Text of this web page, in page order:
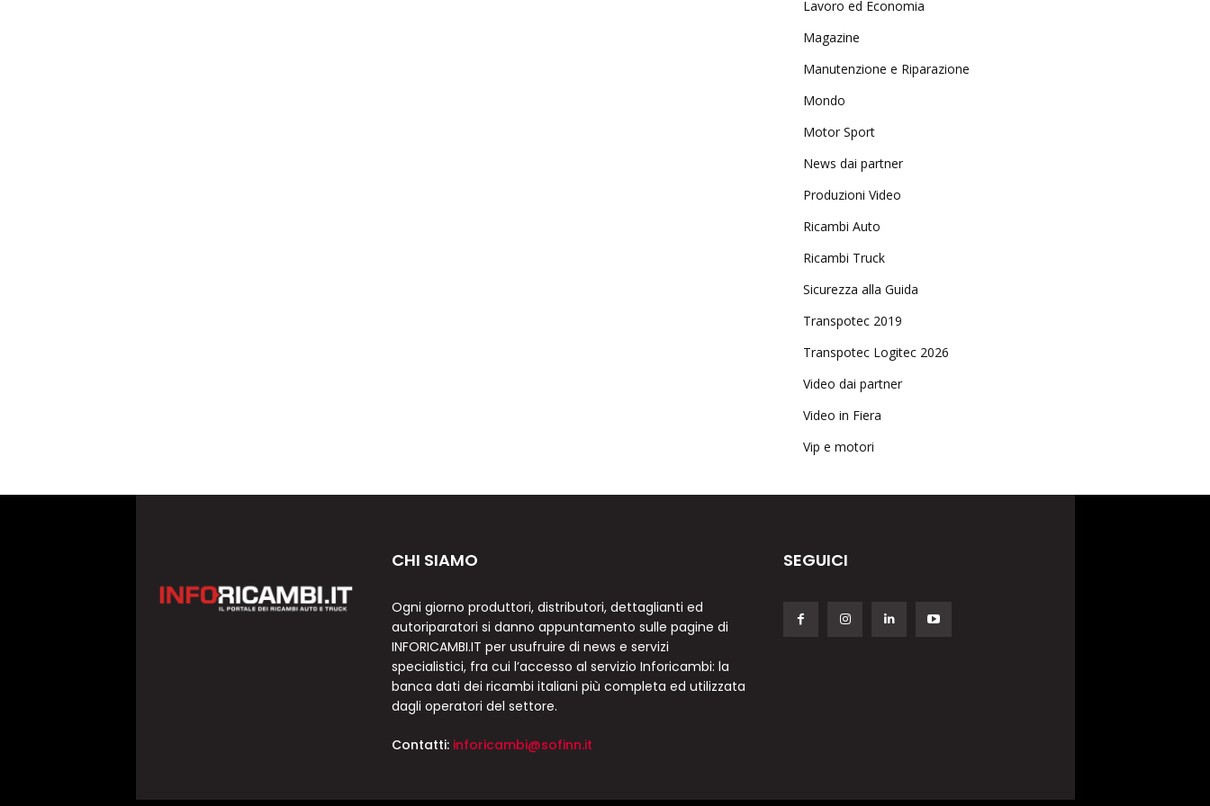
Lavoro ed Economia
Magazine
Manutenzione e Riparazione
Mondo
Motor Sport
News dai partner
Produzioni Video
Ricambi Auto
Ricambi Truck
Sicurezza alla Guida
Transpotec 2019
Transpotec Logitec 2026
Video dai partner
Video in Fiera
Vip e motori
CHI SIAMO
Ogni giorno produttori, distributori, dettaglianti ed
autoriparatori si danno appuntamento sulle pagine di
INFORICAMBI.IT per usufruire di news e servizi
specialistici, fra cui l’accesso al servizio Inforicambi: la
banca dati dei ricambi italiani più completa ed utilizzata
dagli operatori del settore.
Contatti: inforicambi@sofinn.it
SEGUICI